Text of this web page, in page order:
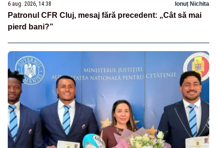
6 aug. 2026, 14:38 Ionuț Nichita
Patronul CFR Cluj, mesaj fără precedent: „Cât să mai
pierd bani?”